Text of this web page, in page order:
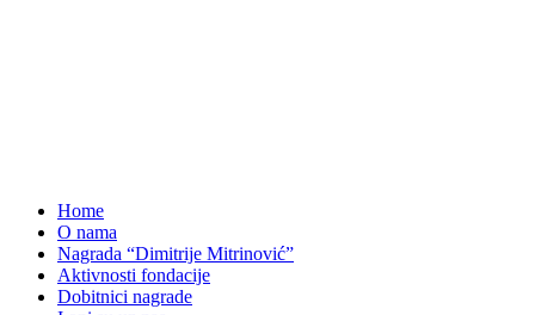
Home
O nama
Nagrada “Dimitrije Mitrinović”
Aktivnosti fondacije
Dobitnici nagrade